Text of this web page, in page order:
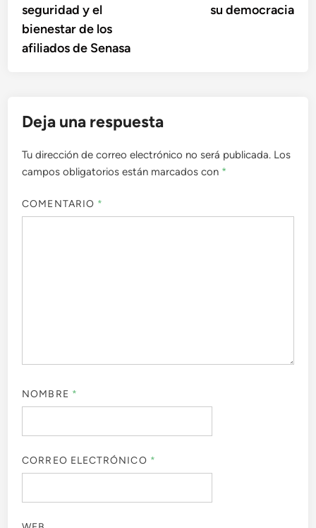
seguridad y el
bienestar de los
afiliados de Senasa
su democracia
Deja una respuesta
Tu dirección de correo electrónico no será publicada. Los
campos obligatorios están marcados con *
COMENTARIO *
NOMBRE *
CORREO ELECTRÓNICO *